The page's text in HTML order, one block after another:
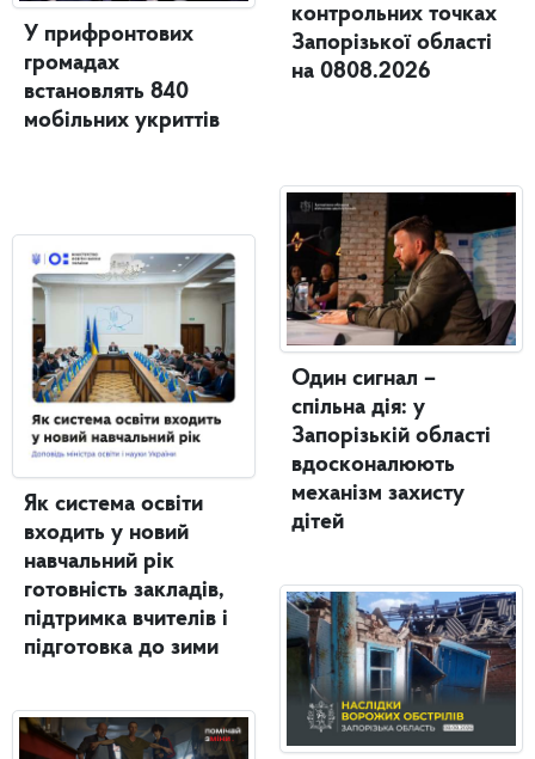
У прифронтових
громадах
встановлять 840
мобільних укриттів
Як система освіти
входить у новий
навчальний рік
готовність закладів,
підтримка вчителів і
підготовка до зими
контрольних точках
Запорізької області
на 0808.2026
Один сигнал –
спільна дія: у
Запорізькій області
вдосконалюють
механізм захисту
дітей